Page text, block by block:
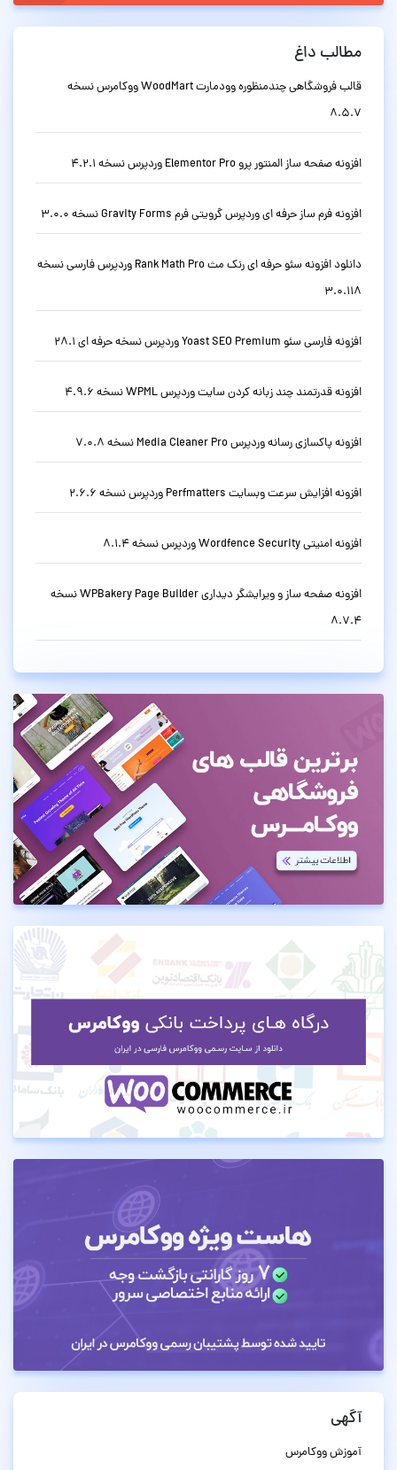
مطالب داغ
قالب فروشگاهی چندمنظوره وودمارت WoodMart ووکامرس نسخه
8.5.7
افزونه صفحه ساز المنتور پرو Elementor Pro وردپرس نسخه 4.2.1
افزونه فرم ساز حرفه ای وردپرس گرویتی فرم Gravity Forms نسخه 3.0.0
دانلود افزونه سئو حرفه ای رنک مث Rank Math Pro وردپرس فارسی نسخه
3.0.118
افزونه فارسی سئو Yoast SEO Premium وردپرس نسخه حرفه ای 28.1
افزونه قدرتمند چند زبانه کردن سایت وردپرس WPML نسخه 4.9.6
افزونه پاکسازی رسانه وردپرس Media Cleaner Pro نسخه 7.0.8
افزونه افزایش سرعت وبسایت Perfmatters وردپرس نسخه 2.6.6
افزونه امنیتی Wordfence Security وردپرس نسخه 8.1.4
افزونه صفحه ساز و ویرایشگر دیداری WPBakery Page Builder نسخه
8.7.4
آگهی
آموزش ووکامرس